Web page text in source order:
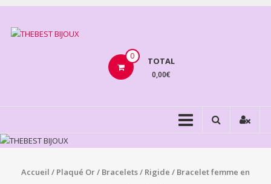
Aller
contenu
BIJOUX
0 TOTAL
0,00€
Accueil / Plaqué Or/ Bracelets/ Rigide / Bracelet femme en